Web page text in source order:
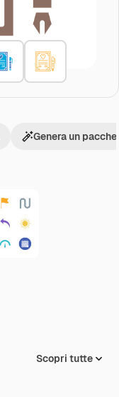
Genera un
Scopri tutte